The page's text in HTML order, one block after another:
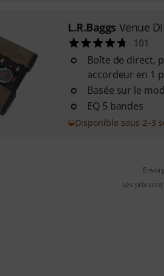
L.R.Baggs Venue
101
Boîte de direct,
accordeur en 1
Basée sur le
EQ 5 bandes
Disponible sous 2–3
Envoi
Les prix